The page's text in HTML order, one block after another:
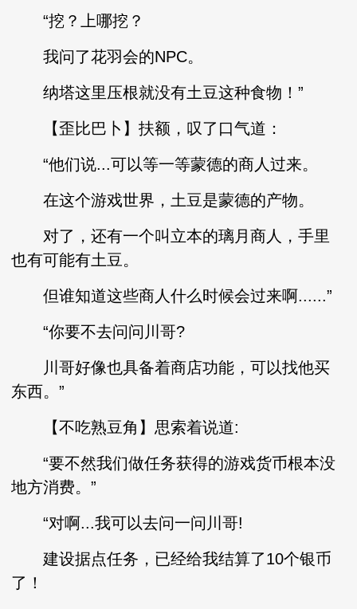
“挖？上哪挖？
我问了花羽会的NPC。
纳塔这里压根就没有土豆这种食物！”
【歪比巴卜】扶额，叹了口气道：
“他们说...可以等一等蒙德的商人过来。
在这个游戏世界，土豆是蒙德的产物。
对了，还有一个叫立本的璃月商人，手里
也有可能有土豆。
但谁知道这些商人什么时候会过来啊......”
“你要不去问问川哥?
川哥好像也具备着商店功能，可以找他买
东西。”
【不吃熟豆角】思索着说道:
“要不然我们做任务获得的游戏货币根本没
地方消费。”
“对啊...我可以去问一问川哥!
建设据点任务，已经给我结算了10个银币
了！